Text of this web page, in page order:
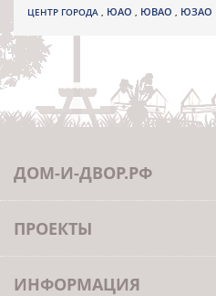
ЦЕНТР ГОРОДА , ЮАО , ЮВАО , ЮЗАО
ДОМ-И-ДВОР.РФ
ПРОЕКТЫ
ИНФОРМАЦИЯ